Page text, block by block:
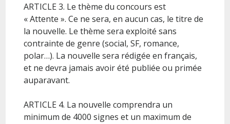
ARTICLE 3. Le thème du concours est
« Attente ». Ce ne sera, en aucun cas, le titre de
la nouvelle. Le thème sera exploité sans
contrainte de genre (social, SF, romance,
polar…). La nouvelle sera rédigée en français,
et ne devra jamais avoir été publiée ou primée
auparavant.
ARTICLE 4. La nouvelle comprendra un
minimum de 4000 signes et un maximum de